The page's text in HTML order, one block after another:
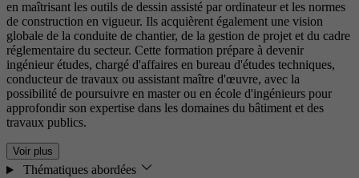
en maîtrisant les outils de dessin assisté par ordinateur et les normes
de construction en vigueur. Ils acquièrent également une vision
globale de la conduite de chantier, de la gestion de projet et du cadre
réglementaire du secteur. Cette formation prépare à devenir
ingénieur études, chargé d'affaires en bureau d'études techniques,
conducteur de travaux ou assistant maître d'œuvre, avec la
possibilité de poursuivre en master ou en école d'ingénieurs pour
approfondir son expertise dans les domaines du bâtiment et des
travaux publics.
Voir plus
Thématiques abordées